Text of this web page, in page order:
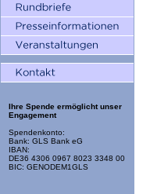
Ihre Spende ermöglicht unser
Engagement
Spendenkonto:
Bank: GLS Bank eG
IBAN:
DE36 4306 0967 8023 3348 00
BIC: GENODEM1GLS